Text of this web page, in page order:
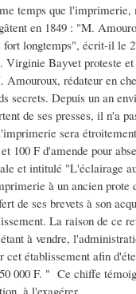
temps que
en 1849 : "M.
longtemps", écrit-il le
Bayvet proteste
Amouroux, rédateur en
secrets. Depuis un an
de ses presses, il n'a
sera
F d'amende pour
et intitulé "L'éclairage
à un ancien prote
de ses brevets à son
La raison de ce
à vendre,
établissement afin
000 F. " Ce chiffe